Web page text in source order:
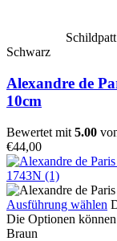
Schildpatt
Schwarz
Alexandre de
10cm
Bewertet mit 5.00
€44,00
Ausführung wählen
Die Optionen
Braun